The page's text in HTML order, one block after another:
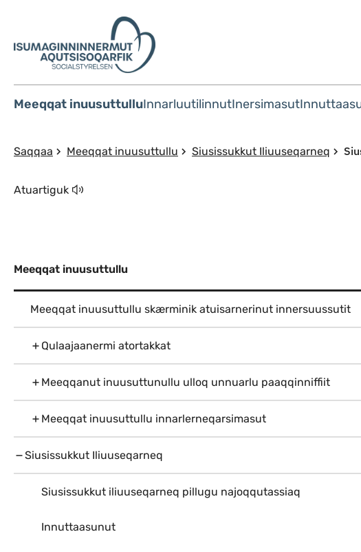
Meeqqat inuusuttulluInnarluutilinnutInersimasut
Saqqaa Meeqqat inuusuttullu Siusissukkut Iliuuseqarneq
Atuartiguk
Meeqqat inuusuttullu
Meeqqat inuusuttullu skærminik atuisarnerinut innersuussutit
Qulaajaanermi atortakkat
Meeqqanut inuusuttunullu ulloq unnuarlu paaqqinniffiit
Meeqqat inuusuttullu innarlerneqarsimasut
Siusissukkut Iliuuseqarneq
Siusissukkut iliuuseqarneq pillugu najoqqutassiaq
Innuttaasunut